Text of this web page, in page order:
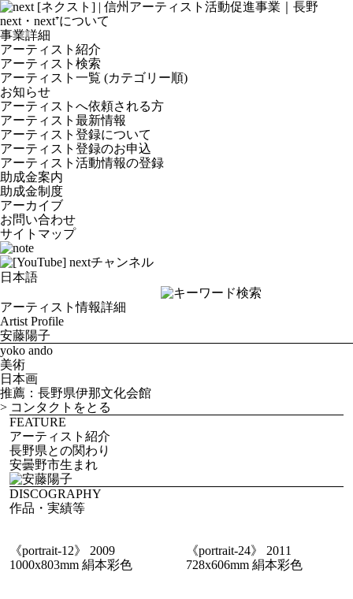
next・next⁺について
事業詳細
アーティスト紹介
アーティスト検索
アーティスト一覧 (カテゴリー順)
お知らせ
アーティストへ依頼される方
アーティスト最新情報
アーティスト登録について
アーティスト登録のお申込
アーティスト活動情報の登録
助成金案内
助成金制度
アーカイブ
お問い合わせ
サイトマップ
アーティスト情報詳細
Artist Profile
安藤陽子
yoko ando
美術
日本画
推薦：長野県伊那文化会館
> コンタクトをとる
FEATURE
アーティスト紹介
長野県との関わり
安曇野市生まれ
DISCOGRAPHY
作品・実績等
《portrait-12》 2009
1000x803mm 絹本彩色
《portrait-24》 2011
728x606mm 絹本彩色